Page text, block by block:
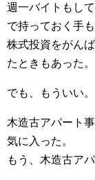
週一バイトもし
で持っておく手も
株式投資をがん
たときもあった。
でも、もういい。
木造古アパート
気に入った。
もう、木造古ア